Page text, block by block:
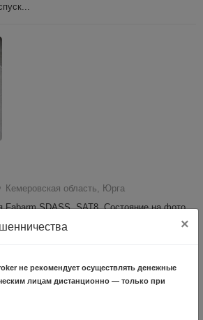
Кемеровская область, Юрга
SDASS, SAT8. Состояние на фото,
×
не рекомендует осуществлять денежные
лицам дистанционно — только при